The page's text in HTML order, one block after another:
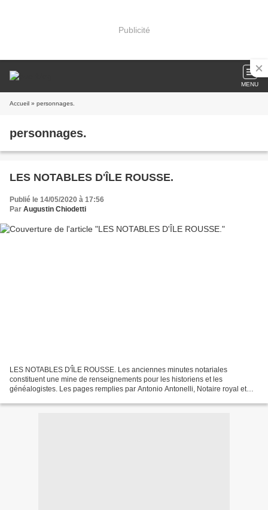
Publicité
MENU
Accueil » personnages.
personnages.
LES NOTABLES D'ÎLE ROUSSE.
Publié le 14/05/2020 à 17:56
Par Augustin Chiodetti
LES NOTABLES D'ÎLE ROUSSE. Les anciennes minutes notariales
constituent une mine de renseignements pour les historiens et les
généalogistes. Les pages remplies par Antonio Antonelli, Notaire royal et